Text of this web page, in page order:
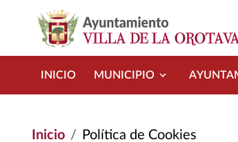
INICIO MUNICIPIO
Inicio Política de Cookies